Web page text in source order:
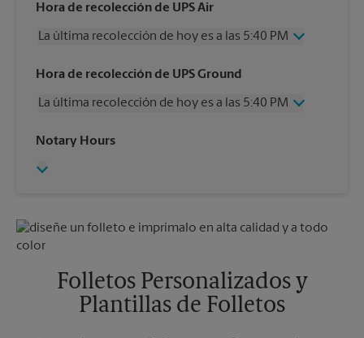
Hora de recolección de UPS Air
La última recolección de hoy es a las 5:40 PM
Miércoles
5:40 PM
Viernes
5:40 PM
Domingo
Hora de recolección de UPS Ground
La última recolección de hoy es a las 5:40 PM
Miércoles
Viernes
Lunes
5:40 PM
Martes
Notary Hours
Folletos Personalizados y
Plantillas de Folletos